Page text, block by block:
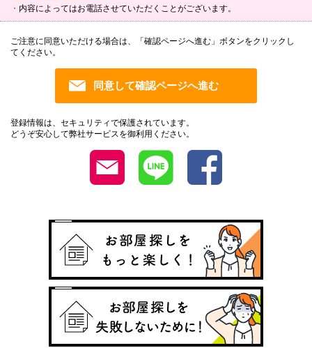
内容によってはお電話させていただくことがございます。
ご注意に同意いただける場合は、「確認ページへ進む」ボタンをクリックし
てください。
登録情報は、セキュリティで保護されています。
どうぞ安心して弊社サービスを御利用ください。